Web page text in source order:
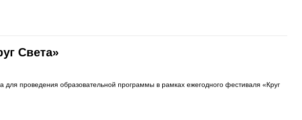
Света»
для проведения образовательной программы в рамках ежегодного фестиваля «Круг